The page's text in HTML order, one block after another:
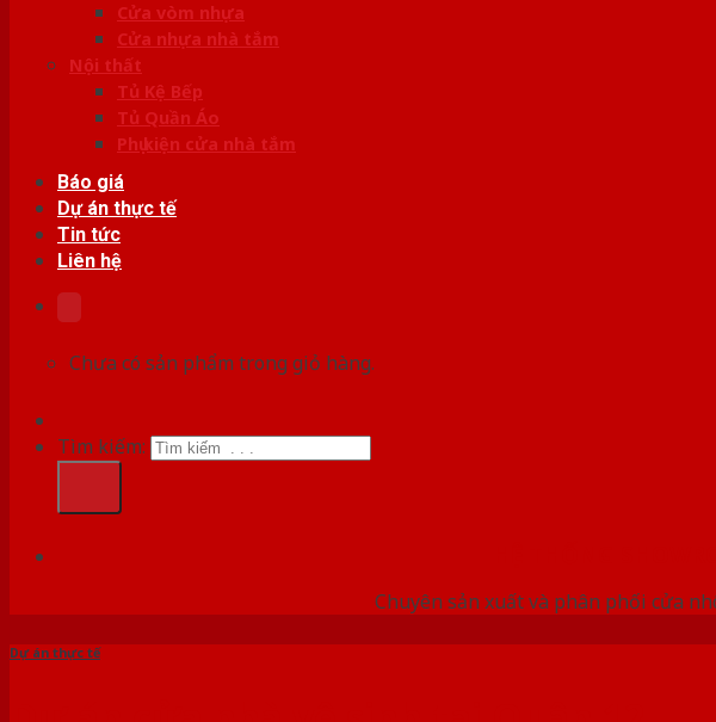
Cửa vòm nhựa
Cửa nhựa nhà tắm
Nội thất
Tủ Kệ Bếp
Tủ Quần Áo
Phụ kiện cửa nhà tắm
Báo giá
Dự án thực tế
Tin tức
Liên hệ
Chưa có sản phẩm trong giỏ hàng.
Tìm kiếm:
Chuyên sản xuất và phân phối cửa
Dự án thực tế